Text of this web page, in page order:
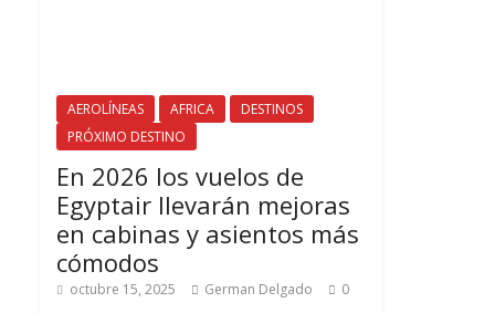
AEROLÍNEAS AFRICA
DESTINOS
PRÓXIMO DESTINO
En 2026 los vuelos de
Egyptair llevarán mejoras
en cabinas y asientos más
cómodos
octubre 15, 2025 German Delgado 0